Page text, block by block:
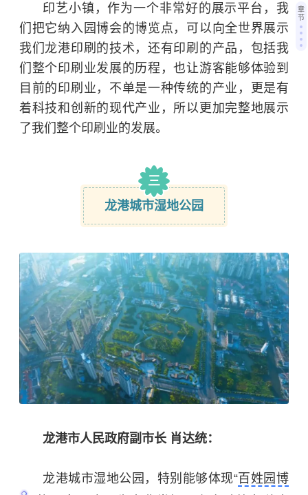
印艺小镇，作为一个非常好的展示平台，我
们把它纳入园博会的博览点，可以向全世界展示
我们龙港印刷的技术，还有印刷的产品，包括我
们整个印刷业发展的历程，也让游客能够体验到
目前的印刷业，不单是一种传统的产业，更是有
着科技和创新的现代产业，所以更加完整地展示
了我们整个印刷业的发展。
三
龙港城市湿地公园
龙港市人民政府副市长 肖达统：
龙港城市湿地公园，特别能够体现“百姓园博
章
节